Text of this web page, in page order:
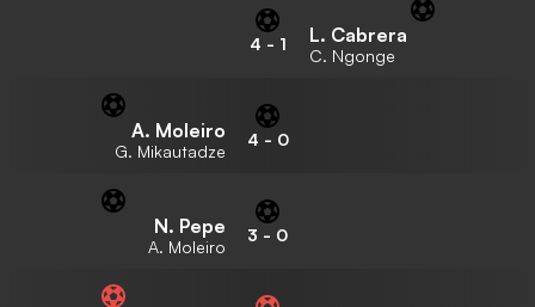
4 - 1 L. Cabrera
C. Ngonge
A. Moleiro
G. Mikautadze
4 - 0
N. Pepe
A. Moleiro
3 - 0